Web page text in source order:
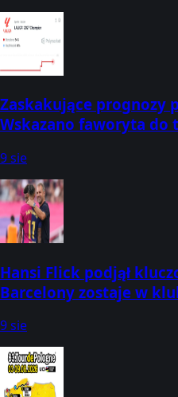
Zaskakujące prognozy
Wskazano faworyta do
9 sie
Hansi Flick podjął
Barcelony zostaje w
9 sie